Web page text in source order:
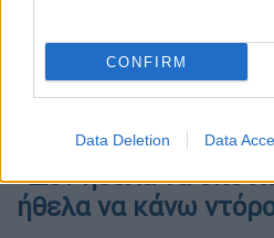
CONFIRM
Data Deletion Data
υπουργό Δημόσιας
είπε, χαριτολογώντας,
φορές στο
ασφαλείας είναι
«Δεν ήθελα να
ήθελα να κάνω